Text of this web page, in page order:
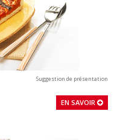
Suggestion de présentation
EN SAVOIR